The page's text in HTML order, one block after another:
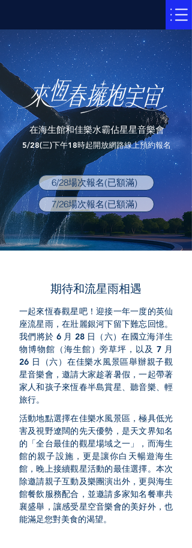
在海生館和佳樂水霸佔星星音樂會
5/28(三)下午18時起開放網路線上預約報名
6/28場次報名(已額滿)
7/26場次報名(已額滿)
​期待和流星雨相遇
一起來恆春觀星吧！迎接一年一度的英仙
座流星雨，在壯麗銀河下留下難忘回憶。
我們將於 6 月 28 日（六）在國立海洋生
物博物館（海生館）旁草坪，以及 7 月
26 日（六）在佳樂水風景區舉辦親子觀
星音樂會，邀請大家趁著暑假，一起帶著
家人和孩子來恆春半島賞星、聽音樂、輕
旅行。
活動地點選擇在佳樂水風景區，極具低光
害及視野遼闊的先天優勢，是天文界知名
的「全台最佳的觀星場域之一」，而海生
館的親子設施，更是讓你白天暢遊海生
館，晚上接續觀星活動的最佳選擇。本次
除邀請親子互動及樂團演出外，更與海生
館餐飲服務配合，並邀請多家知名餐車共
襄盛舉，讓感受星空音樂會的美好外，也
能滿足您對美食的渴望。